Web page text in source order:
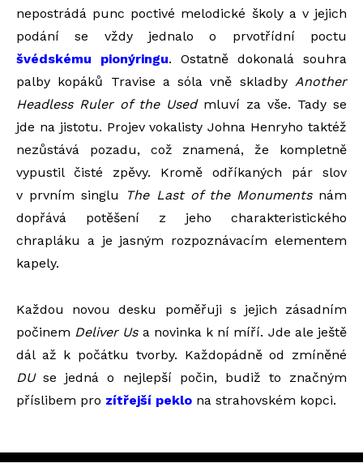
nepostrádá punc poctivé melodické školy a v jejich
podání se vždy jednalo o prvotřídní poctu
švédskému pionýringu. Ostatně dokonalá souhra
palby kopáků Travise a sóla vně skladby Another
Headless Ruler of the Usedmluví za vše. Tady se
jde na jistotu. Projev vokalisty Johna Henryho taktéž
nezůstává pozadu, což znamená, že kompletně
vypustil čisté zpěvy. Kromě odříkaných pár slov
v prvním singlu
The Last of the Monuments nám
dopřává potěšení z jeho charakteristického
chrapláku a je jasným rozpoznávacím elementem
kapely.
Každou novou desku poměřuji s jejich zásadním
počinem Deliver Usa novinka k ní míří. Jde ale ještě
dál až k počátku tvorby. Každopádně od zmíněné
DUse jedná o nejlepší počin, budiž to značným
příslibem pro zítřejší peklo na strahovském kopci.